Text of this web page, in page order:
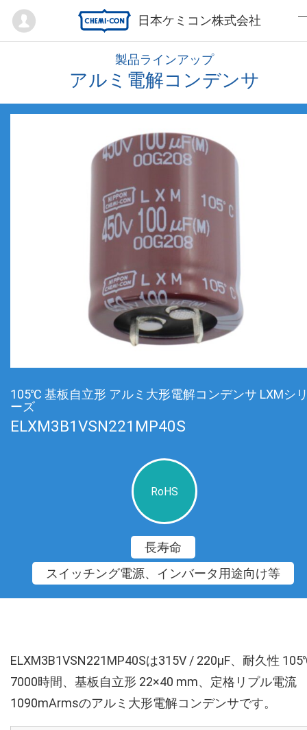
日本ケミコン株式会社
Mypage
製品ラインアップ
アルミ電解コンデンサ
105℃ 基板自立形 アルミ大形電解コンデンサ LXMシ
ーズ
ELXM3B1VSN221MP40S
RoHS
長寿命
スイッチング電源、インバータ用途向け等
ELXM3B1VSN221MP40Sは315V / 220µF、耐久性
7000時間、基板自立形 22×40 mm、定格リプル電流
1090mArmsのアルミ大形電解コンデンサです。